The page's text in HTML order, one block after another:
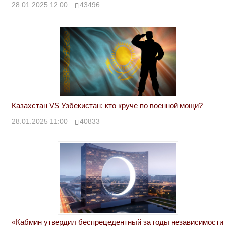
28.01.2025 12:00 43496
Казахстан VS Узбекистан: кто круче по военной мощи?
28.01.2025 11:00 40833
«Кабмин утвердил беспрецедентный за годы независимости